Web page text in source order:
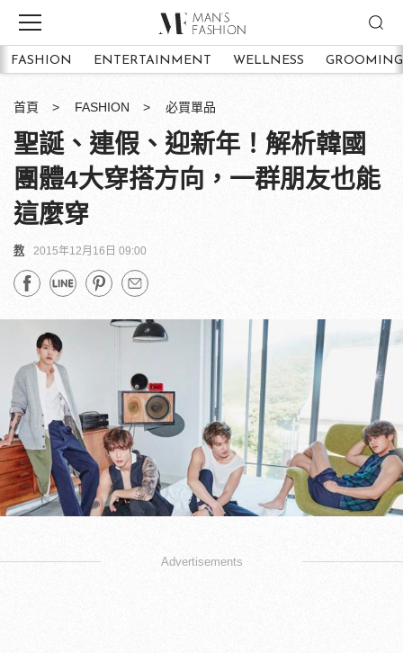
FASHION ENTERTAINMENT WELLNESS GROOMING
首頁 FASHION 必買單品
聖誕、連假、迎新年！解析韓國
團體4大穿搭方向，一群朋友也能
這麼穿
教 2015年12月16日 09:00
Advertisements